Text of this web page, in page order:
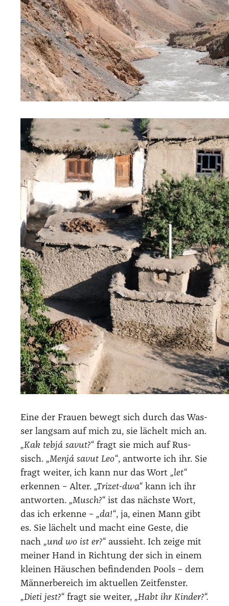
Eine der Frau­en bewegt sich durch das Was­
ser lang­sam auf mich zu, sie lächelt mich an.
„Kak teb­já savut?“ fragt sie mich auf Rus­
sisch. „Men­já savut Leo“, ant­wor­te ich ihr. Sie
fragt wei­ter, ich kann nur das Wort „let“
erken­nen – Alter. „Tri­zet-dwa“ kann ich ihr
ant­wor­ten. „Musch?“ ist das nächs­te Wort,
das ich erken­ne – „da!“, ja, einen Mann gibt
es. Sie lächelt und macht eine Ges­te, die
nach „und wo ist er?“ aus­sieht. Ich zei­ge mit
mei­ner Hand in Rich­tung der sich in einem
klei­nen Häus­chen befin­den­den Pools – dem
Män­ner­be­reich im aktu­el­len Zeit­fens­ter.
„Die­ti jest?“ fragt sie wei­ter, „Habt ihr Kin­der?“.